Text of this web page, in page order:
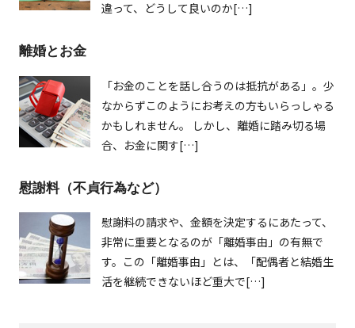
違って、どうして良いのか[…]
離婚とお金
「お金のことを話し合うのは抵抗がある」。少
なからずこのようにお考えの方もいらっしゃる
かもしれません。 しかし、離婚に踏み切る場
合、お金に関す[…]
慰謝料（不貞行為など）
慰謝料の請求や、金額を決定するにあたって、
非常に重要となるのが「離婚事由」の有無で
す。この「離婚事由」とは、「配偶者と結婚生
活を継続できないほど重大で[…]